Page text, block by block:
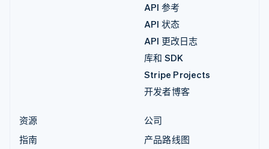
API 参考
API 状态
API 更改日志
库和 SDK
Stripe Projects
开发者博客
资源
指南
公司
产品路线图